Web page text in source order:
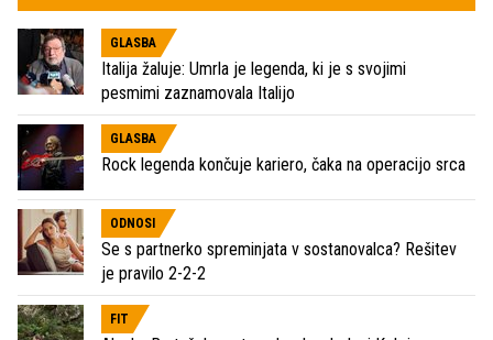
GLASBA
Italija žaluje: Umrla je legenda, ki je s svojimi
pesmimi zaznamovala Italijo
GLASBA
Rock legenda končuje kariero, čaka na operacijo srca
ODNOSI
Se s partnerko spreminjata v sostanovalca? Rešitev
je pravilo 2-2-2
FIT